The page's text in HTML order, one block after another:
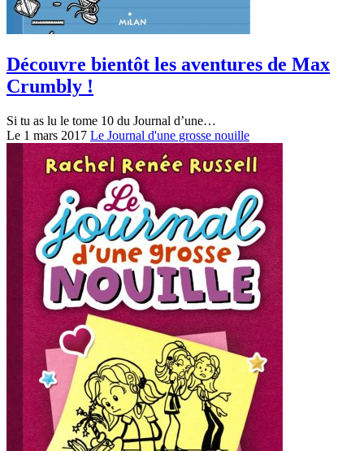
Découvre bientôt les aventures de Max
Crumbly !
Si tu as lu le tome 10 du Journal d’une…
Le 1 mars 2017 Le Journal d'une grosse nouille